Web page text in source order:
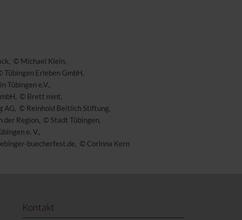
© Michael Klein
Tübingen Erleben GmbH
Tübingen e.V.
© Brett mint
AG
© Reinhold Beitlich Stiftung
der Region
© Stadt Tübingen
e. V.
buecherfest.de © Corinna Kern
Kontakt